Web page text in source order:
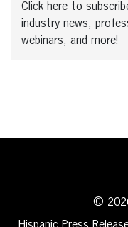
Click here to
industry news,
webinars, and more!
©